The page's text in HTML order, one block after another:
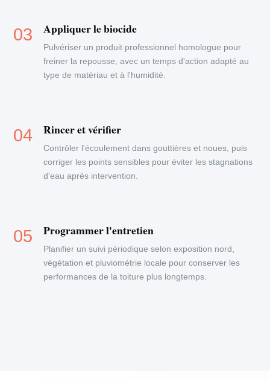
Appliquer le biocide
Pulvériser un produit professionnel homologue pour
freiner la repousse, avec un temps d'action adapté au
type de matériau et à l'humidité.
Rincer et vérifier
Contrôler l'écoulement dans gouttières et noues, puis
corriger les points sensibles pour éviter les stagnations
d'eau après intervention.
Programmer l'entretien
Planifier un suivi périodique selon exposition nord,
végétation et pluviométrie locale pour conserver les
performances de la toiture plus longtemps.